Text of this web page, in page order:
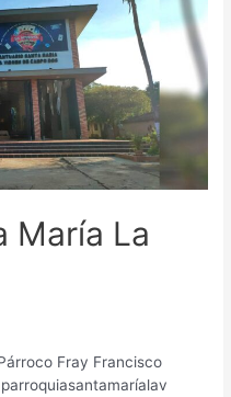
María La
Fray Francisco